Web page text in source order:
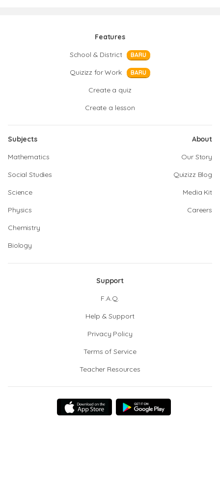
Features
School & District
BARU
Quizizz for Work BARU
Create a quiz
Create a lesson
Subjects
Mathematics
Social Studies
Science
Physics
Chemistry
Biology
About
Our Story
Quizizz Blog
Media Kit
Careers
Support
F.A.Q.
Help & Support
Privacy Policy
Terms of Service
Teacher Resources